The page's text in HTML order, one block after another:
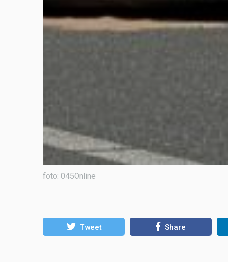
foto: 045Online
Tweet Share